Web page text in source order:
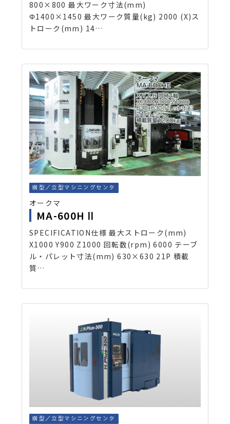
800×800 最大ワーク寸法(mm)
Φ1400×1450 最大ワーク質量(kg) 2000 (X)ス
トローク(mm) 14…
横型／立型マシニングセンタ
オークマ
MA-600HⅡ
SPECIFICATION仕様 最大ストローク(mm)
X1000 Y900 Z1000 回転数(rpm) 6000 テーブ
ル・パレット寸法(mm) 630×630 21P 積載
質…
横型／立型マシニングセンタ